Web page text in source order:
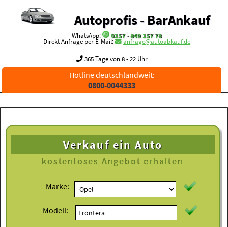
Autoprofis - BarAnkauf
WhatsApp:
0157 - 849 157 78
Direkt Anfrage per E-Mail:
anfrage@autoabkauf.de
365 Tage von 8 - 22 Uhr
Hotline deutschlandweit:
0800-0044333
Verkauf ein Auto
kostenloses Angebot erhalten
Marke:
Modell: